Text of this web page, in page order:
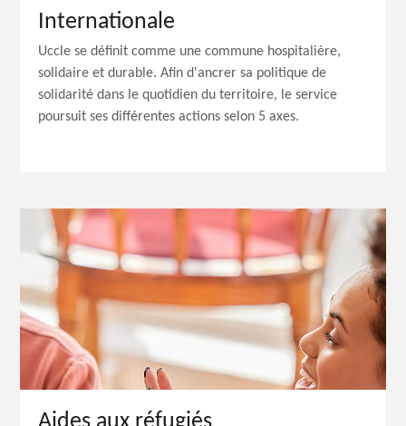
Internationale
Uccle se définit comme une commune hospitalière,
solidaire et durable. Afin d'ancrer sa politique de
solidarité dans le quotidien du territoire, le service
poursuit ses différentes actions selon 5 axes.